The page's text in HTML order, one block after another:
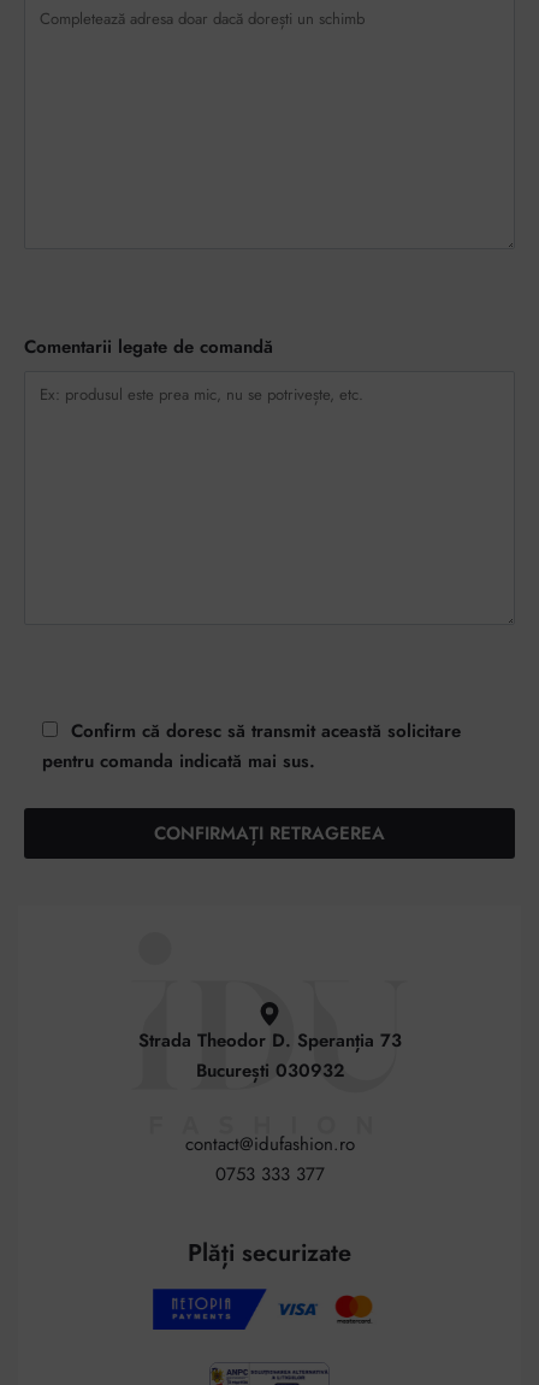
Comentarii legate de comandă
Confirm că doresc să transmit această solicitare
pentru comanda indicată mai sus.
Strada Theodor D. Speranția 73
București 030932
contact@idufashion.ro
0753 333 377
Plăți securizate